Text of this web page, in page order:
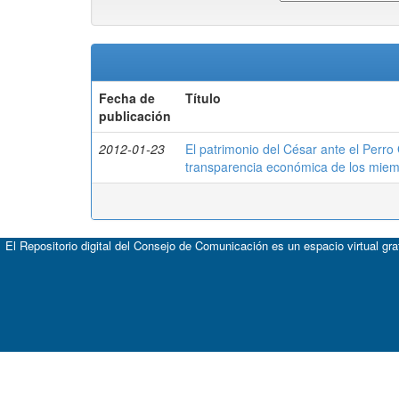
Fecha de
publicación
Título
2012-01-23
El patrimonio del César ante el
transparencia económica de los
El Repositorio digital del Consejo de Comunicación es un espacio virtual